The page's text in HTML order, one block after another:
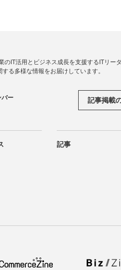
IT活用とビジネス成長を支援するITリー
る多様な情報をお届けしています。
バー 記事掲載
記事